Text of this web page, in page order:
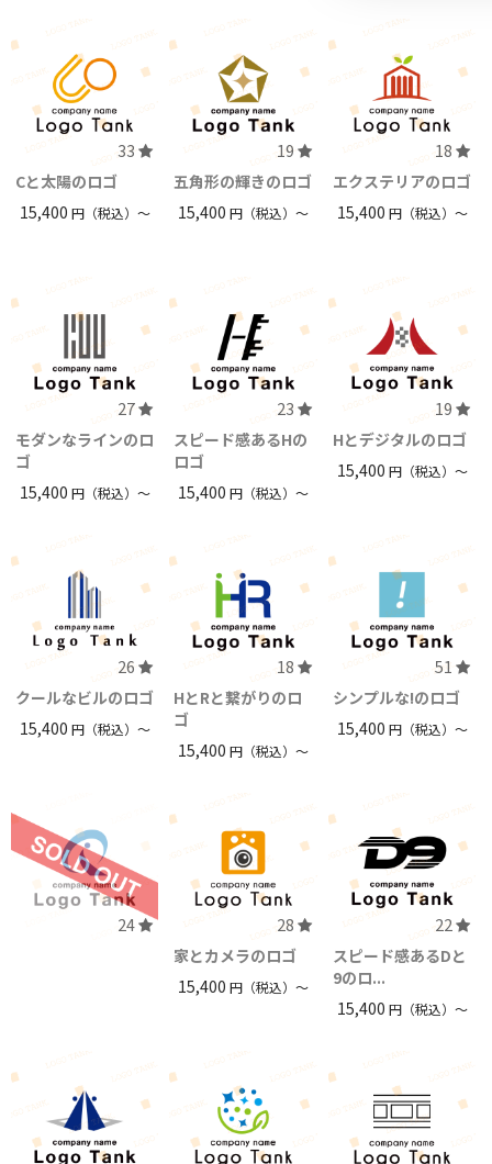
33
Cと太陽のロゴ
15,400 円（税込）〜
19
五角形の輝きのロゴ
15,400円（税込）〜
18
エクステリアのロゴ
15,400 円（税込）〜
27
モダンなラインのロ
ゴ
15,400 円（税込）〜
23
スピード感あるHの
ロゴ
15,400円（税込）〜
19
Hとデジタルのロゴ
15,400 円（税込）〜
26
クールなビルのロゴ
15,400 円（税込）〜
18
HとRと繋がりのロ
ゴ
15,400円（税込）〜
51
シンプルな!のロゴ
15,400 円（税込）〜
24 28
家とカメラのロゴ
15,400円（税込）〜
22
スピード感あるDと
9のロ...
15,400 円（税込）〜